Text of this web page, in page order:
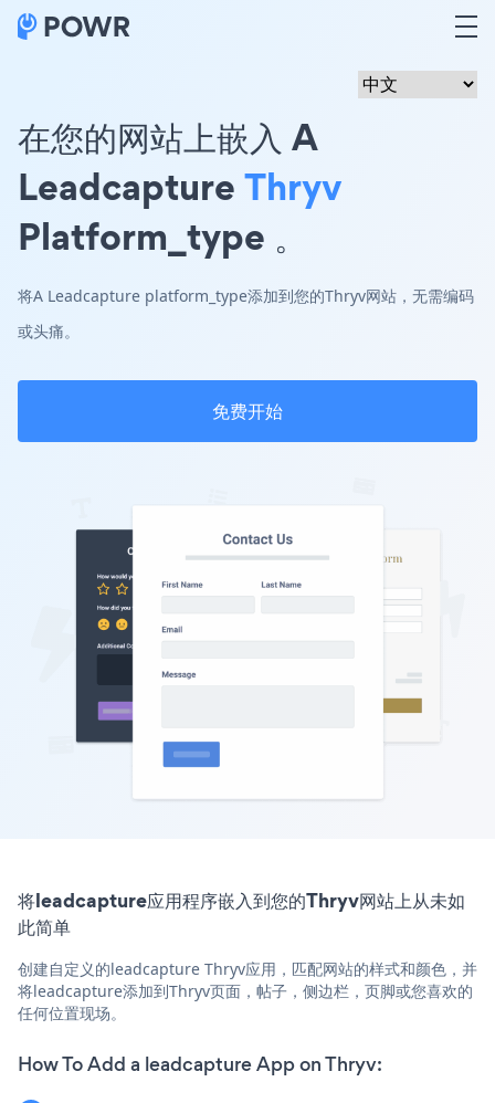
在您的网站上嵌入 A
LeadcaptureThryv
Platform_type 。
将A Leadcapture platform_type添加到您的Thryv网站，无需编码
或头痛。
免费开始
将leadcapture应用程序嵌入到您的Thryv网站上从未如
此简单
创建自定义的leadcapture Thryv应用，匹配网站的样式和颜色，并
将leadcapture添加到Thryv页面，帖子，侧边栏，页脚或您喜欢的
任何位置现场。
How To Add a leadcapture App on Thryv: